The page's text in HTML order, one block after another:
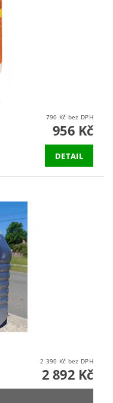
790 Kč bez DPH
956 Kč
DETAIL
2 390 Kč bez DPH
2 892 Kč